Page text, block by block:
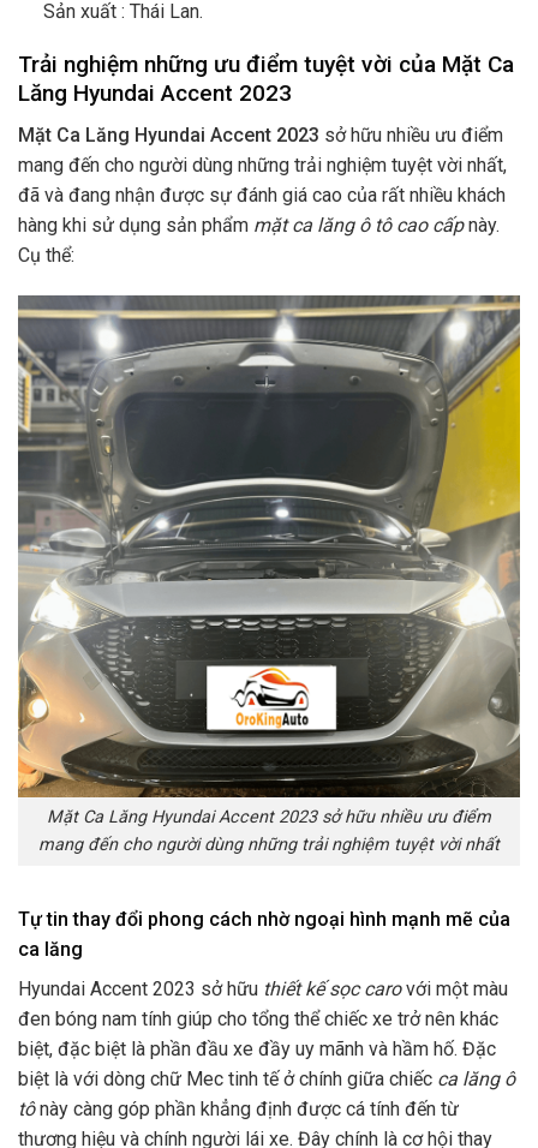
Sản xuất : Thái Lan.
Trải nghiệm những ưu điểm tuyệt vời của Mặt Ca
Lăng Hyundai Accent 2023
Mặt Ca Lăng Hyundai Accent 2023 sở hữu nhiều ưu điểm
mang đến cho người dùng những trải nghiệm tuyệt vời nhất,
đã và đang nhận được sự đánh giá cao của rất nhiều khách
hàng khi sử dụng sản phẩm mặt ca lăng ô tô cao cấpnày.
Cụ thể:
Mặt Ca Lăng Hyundai Accent 2023 sở hữu nhiều ưu điểm
mang đến cho người dùng những trải nghiệm tuyệt vời nhất
Tự tin thay đổi phong cách nhờ ngoại hình mạnh mẽ của
ca lăng
Hyundai Accent 2023 sở hữu thiết kế sọc carovới một màu
đen bóng nam tính giúp cho tổng thể chiếc xe trở nên khác
biệt, đặc biệt là phần đầu xe đầy uy mãnh và hầm hố. Đặc
biệt là với dòng chữ Mec tinh tế ở chính giữa chiếc ca lăng ô
tônày càng góp phần khẳng định được cá tính đến từ
thương hiệu và chính người lái xe. Đây chính là cơ hội thay